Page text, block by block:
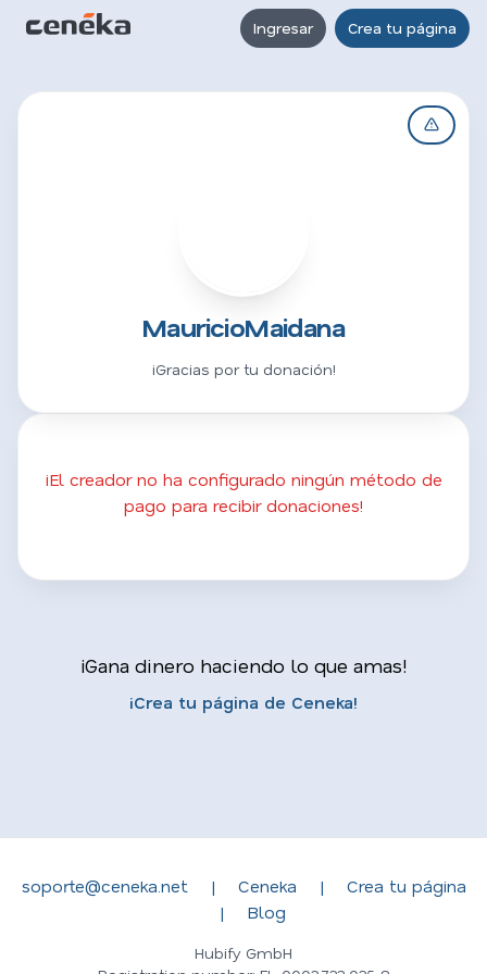
Ingresar Crea tu página
MauricioMaidana
¡Gracias por tu donación!
¡El creador no ha configurado ningún método de
pago para recibir donaciones!
¡Gana dinero haciendo lo que amas!
¡Crea tu página de Ceneka!
soporte@ceneka.net | Ceneka |
Crea tu página
|
Blog
Hubify GmbH